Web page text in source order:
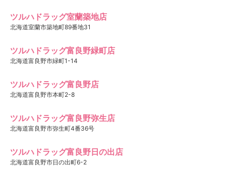
ツルハドラッグ室蘭築地店
北海道室蘭市築地町89番地31
ツルハドラッグ富良野緑町店
北海道富良野市緑町1-14
ツルハドラッグ富良野店
北海道富良野市本町2-8
ツルハドラッグ富良野弥生店
北海道富良野市弥生町4番36号
ツルハドラッグ富良野日の出店
北海道富良野市日の出町6-2